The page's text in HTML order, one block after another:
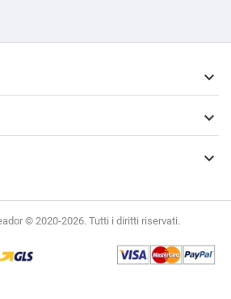



© 2020-2026. Tutti i diritti riservati.